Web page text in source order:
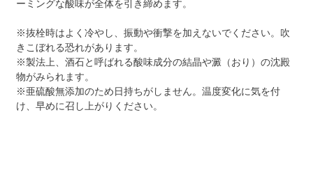
ーミングな酸味が全体を引き締めます。
※抜栓時はよく冷やし、振動や衝撃を加えないでください。吹
きこぼれる恐れがあります。
※製法上、酒石と呼ばれる酸味成分の結晶や澱（おり）の沈殿
物がみられます。
※亜硫酸無添加のため日持ちがしません。温度変化に気を付
け、早めに召し上がりください。